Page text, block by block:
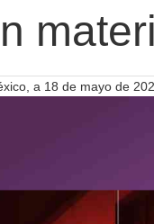
a 18 de mayo de